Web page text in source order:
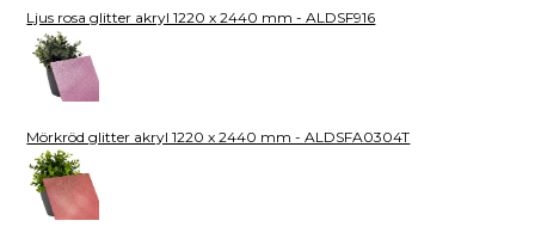
Ljus rosa glitter akryl 1220 x 2440 mm - ALDSF916
Mörkröd glitter akryl 1220 x 2440 mm - ALDSFA0304T